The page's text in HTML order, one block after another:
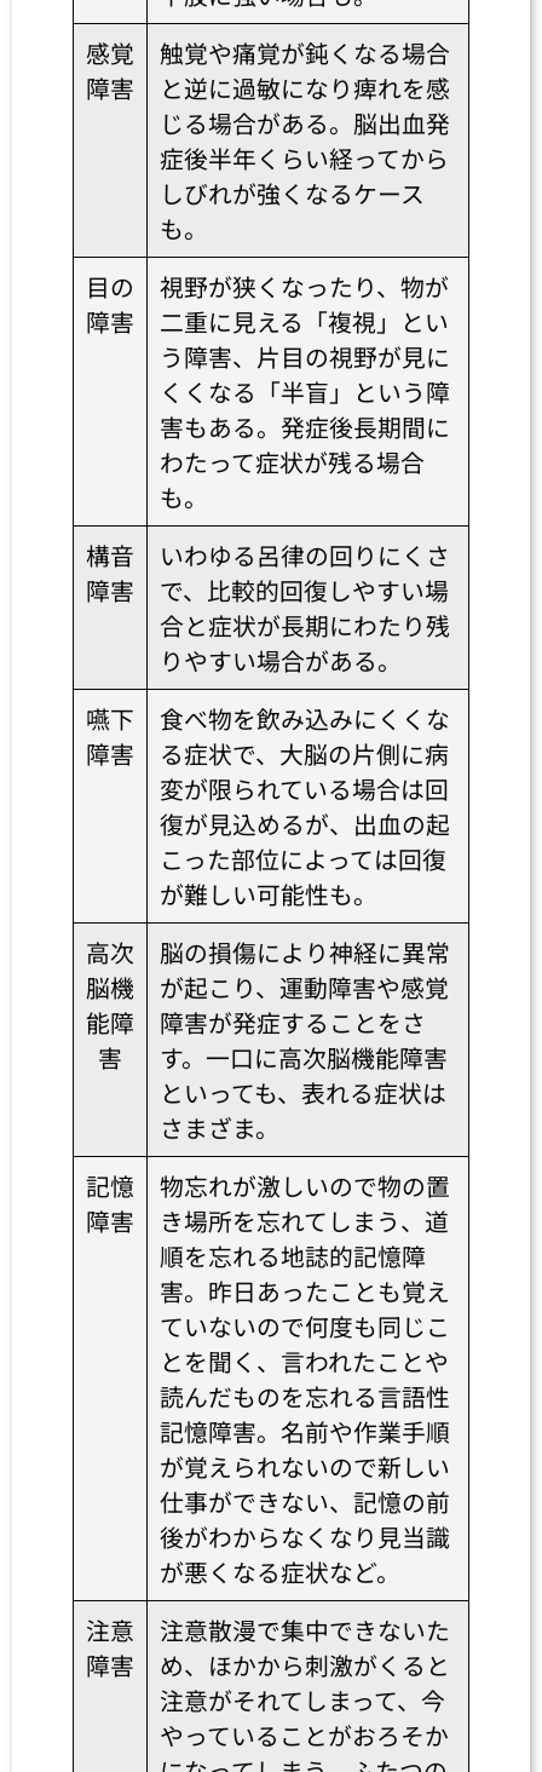
感覚
障害
触覚や痛覚が鈍くなる場合
と逆に過敏になり痺れを感
じる場合がある。脳出血発
症後半年くらい経ってから
しびれが強くなるケース
も。
目の
障害
視野が狭くなったり、物が
二重に見える「複視」とい
う障害、片目の視野が見に
くくなる「半盲」という障
害もある。発症後長期間に
わたって症状が残る場合
も。
構音
障害
いわゆる呂律の回りにくさ
で、比較的回復しやすい場
合と症状が長期にわたり残
りやすい場合がある。
嚥下
障害
食べ物を飲み込みにくくな
る症状で、大脳の片側に病
変が限られている場合は回
復が見込めるが、出血の起
こった部位によっては回復
が難しい可能性も。
高次
脳機
能障
害
脳の損傷により神経に異常
が起こり、運動障害や感覚
障害が発症することをさ
す。一口に高次脳機能障害
といっても、表れる症状は
さまざま。
記憶
障害
物忘れが激しいので物の置
き場所を忘れてしまう、道
順を忘れる地誌的記憶障
害。昨日あったことも覚え
ていないので何度も同じこ
とを聞く、言われたことや
読んだものを忘れる言語性
記憶障害。名前や作業手順
が覚えられないので新しい
仕事ができない、記憶の前
後がわからなくなり見当識
が悪くなる症状など。
注意
障害
注意散漫で集中できないた
め、ほかから刺激がくると
注意がそれてしまって、今
やっていることがおろそか